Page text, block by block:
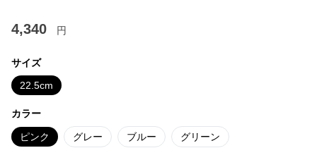
4,340 円
サイズ
22.5cm
カラー
ピンク グレー ブルー グリーン